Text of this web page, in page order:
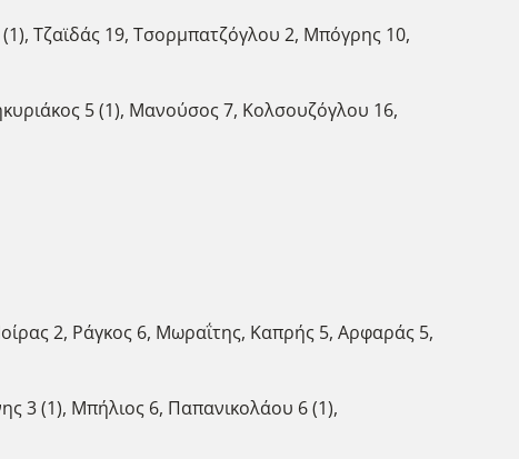
Τζαϊδάς 19, Τσορμπατζόγλου 2, Μπόγρης 10,
5 (1), Μανούσος 7, Κολσουζόγλου 16,
2, Ράγκος 6, Μωραΐτης, Καπρής 5, Αρφαράς 5,
3 (1), Μπήλιος 6, Παπανικολάου 6 (1),